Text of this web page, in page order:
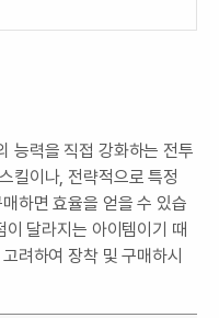
능력을 직접 강화하는 전투
킬이나, 전략적으로 특정
하면 효율을 얻을 수 있습
달라지는 아이템이기 때
려하여 장착 및 구매하시